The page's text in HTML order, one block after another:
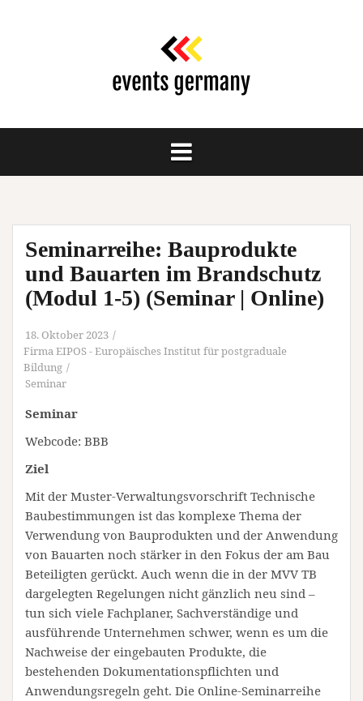
Seminarreihe: Bauprodukte
und Bauarten im Brandschutz
(Modul 1-5) (Seminar | Online)
18. Oktober 2023
Firma EIPOS - Europäisches Institut für postgraduale
Bildung
Seminar
Seminar
Webcode: BBB
Ziel
Mit der Muster-Verwaltungsvorschrift Technische
Baubestimmungen ist das komplexe Thema der
Verwendung von Bauprodukten und der Anwendung
von Bauarten noch stärker in den Fokus der am Bau
Beteiligten gerückt. Auch wenn die in der MVV TB
dargelegten Regelungen nicht gänzlich neu sind –
tun sich viele Fachplaner, Sachverständige und
ausführende Unternehmen schwer, wenn es um die
Nachweise der eingebauten Produkte, die
bestehenden Dokumentationspflichten und
Anwendungsregeln geht. Die Online-Seminarreihe